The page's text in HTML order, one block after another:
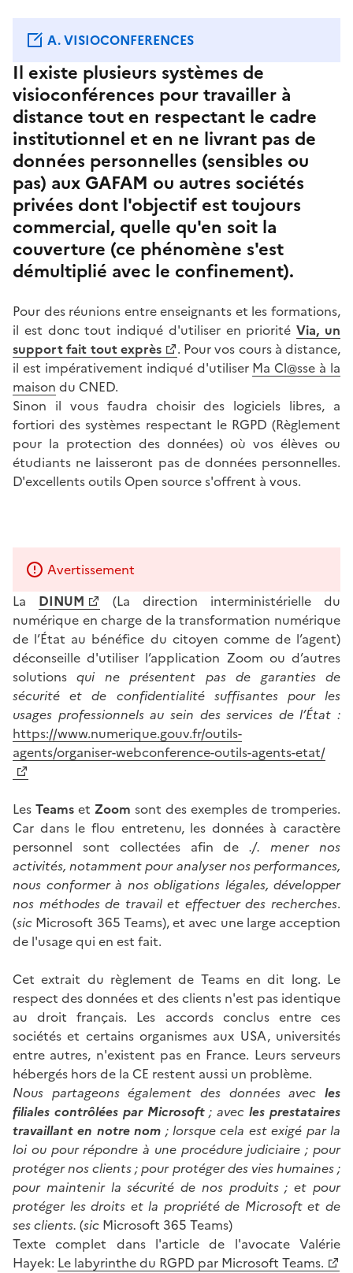
A. VISIOCONFERENCES
Il existe plusieurs systèmes de
visioconférences pour travailler à
distance tout en respectant le cadre
institutionnel et en ne livrant pas de
données personnelles (sensibles ou
pas) aux GAFAM ou autres sociétés
privées dont l'objectif est toujours
commercial, quelle qu'en soit la
couverture (ce phénomène s'est
démultiplié avec le confinement).
Pour des réunions entre enseignants et les formations,
il est donc tout indiqué d'utiliser en prioritéVia, un
support fait tout exprès
. Pour vos cours à distance,
il est impérativement indiqué d'utiliser Ma Cl@sse à la
maison du CNED.
Sinon il vous faudra choisir des logiciels libres, a
fortiori des systèmes respectant le RGPD (Règlement
pour la protection des données) où vos élèves ou
étudiants ne laisseront pas de données personnelles.
D'excellents outils Open source s'offrent à vous.
Avertissement
La DINUM
(La direction interministérielle du
numérique en charge de la transformation numérique
de l’État au bénéfice du citoyen comme de l’agent)
déconseille d'utiliser l’application Zoom ou d’autres
solutions qui ne présentent pas de garanties de
sécurité et de confidentialité suffisantes pour les
usages professionnels au sein des services de l’État :
https://www.numerique.gouv.fr/outils-
agents/organiser-webconference-outils-agents-etat/
Les Teams et Zoom sont des exemples de tromperies.
Car dans le flou entretenu, les données à caractère
personnel sont collectées afin de./.mener nos
activités, notamment pour analyser nos performances,
nous conformer à nos obligations légales, développer
nos méthodes de travail et effectuer des recherches.
(sic Microsoft 365 Teams), et avec une large acception
de l'usage qui en est fait.
Cet extrait du règlement de Teams en dit long. Le
respect des données et des clients n'est pas identique
au droit français. Les accords conclus entre ces
sociétés et certains organismes aux USA, universités
entre autres, n'existent pas en France. Leurs serveurs
hébergés hors de la CE restent aussi un problème.
Nous partageons également des données avec les
filiales contrôlées par Microsoft; avecles prestataires
travaillant en notre nom ; lorsque cela est exigé par la
loi ou pour répondre à une procédure judiciaire ; pour
protéger nos clients ; pour protéger des vies humaines ;
pour maintenir la sécurité de nos produits ; et pour
protéger les droits et la propriété de Microsoft et de
ses clients. (sic Microsoft 365 Teams)
Texte complet dans l'article de l'avocate Valérie
Hayek: Le labyrinthe du RGPD par Microsoft Teams.